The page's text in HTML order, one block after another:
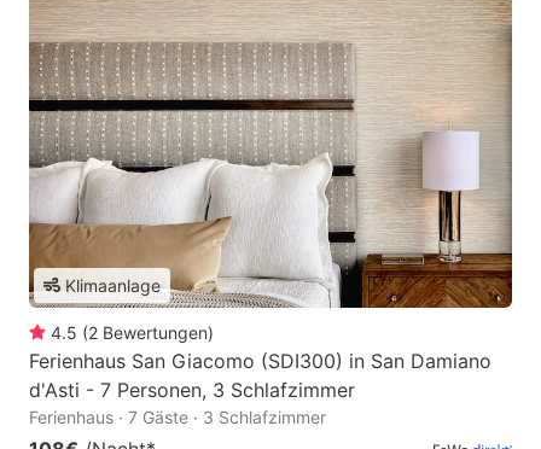
Klimaanlage
4.5 (2 Bewertungen)
Ferienhaus San Giacomo (SDI300) in San Damiano
d'Asti - 7 Personen, 3 Schlafzimmer
Ferienhaus · 7 Gäste · 3 Schlafzimmer